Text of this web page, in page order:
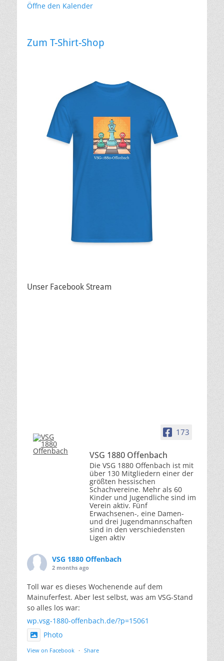
Öffne den Kalender
Zum T-Shirt-Shop
Unser Facebook Stream
173
VSG 1880 Offenbach
Die VSG 1880 Offenbach ist mit
über 130 Mitgliedern einer der
größten hessischen
Schachvereine. Mehr als 60
Kinder und Jugendliche sind im
Verein aktiv. Fünf
Erwachsenen-, eine Damen-
und drei Jugendmannschaften
sind in den verschiedensten
Ligen aktiv
VSG 1880 Offenbach
2 months ago
Toll war es dieses Wochenende auf dem
Mainuferfest. Aber lest selbst, was am VSG-Stand
so alles los war:
wp.vsg-1880-offenbach.de/?p=15061
Photo
View on Facebook · Share